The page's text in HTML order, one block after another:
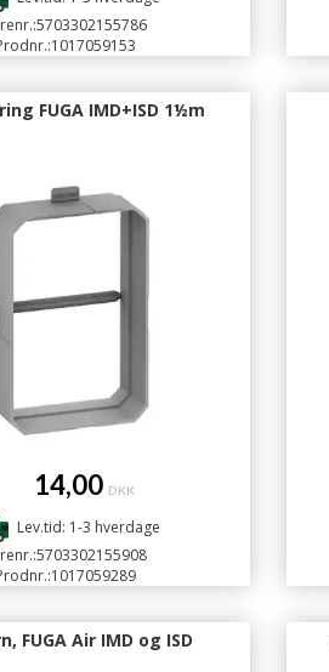
5703302155786
1017059153
FUGA IMD+ISD 1½m
14,00 DKK
Lev.tid: 1-3 hverdage
5703302155908
1017059289
FUGA Air IMD og ISD